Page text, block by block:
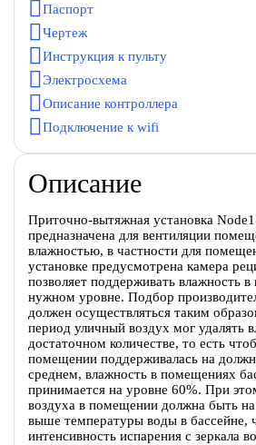
Паспорт
Чертеж
Инструкция к пульту
Электросхема
Описание контроллера
Подключение к wifi
Описание
Приточно-вытяжная установка
предназначена для вентиляции
влажностью, в частности для
установке предусмотрена камера
позволяет поддерживать влажность
нужном уровне. Подбор
должен осуществляться таким
период уличный воздух мог удалять
достаточном количестве, то есть
помещении поддерживалась на
среднем, влажность в помещениях
принимается на уровне 60%. При
воздуха в помещении должна быть на
выше температуры воды в бассейне,
интенсивность испарения с зеркала